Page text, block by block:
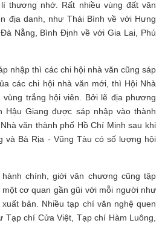
thương nhớ. Rất nhiều vùng đất văn
địa danh, như Thái Bình về với Hưng
Nẵng, Bình Định về với Gia Lai, Phú
nhập thì các chi hội nhà văn cũng sáp
các chi hội nhà văn mới, thì Hội Nhà
vùng trắng hội viên. Bởi lẽ địa phương
Hậu Giang được sáp nhập vào thành
văn thành phố Hồ Chí Minh sau khi
và Bà Rịa - Vũng Tàu có số lượng hội
chính, giới văn chương cũng tập
cơ quan gần gũi với mỗi người như
bản. Nhiều tạp chí văn nghệ quen
Tạp chí Cửa Việt, Tạp chí Hàm Luông,